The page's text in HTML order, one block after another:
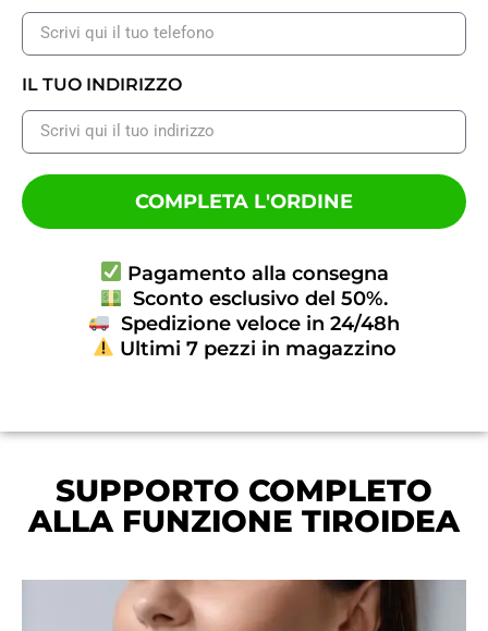
IL TUO INDIRIZZO
COMPLETA L'ORDINE
Pagamento alla consegna
Sconto esclusivo del 50%.
Spedizione veloce in 24/48h
Ultimi 7 pezzi in magazzino
SUPPORTO COMPLETO
ALLA FUNZIONE TIROIDEA